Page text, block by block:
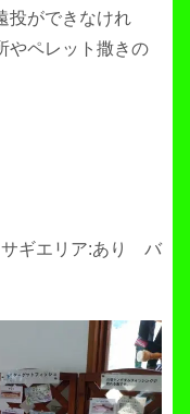
投ができなけれ
やペレット撒きの
ギエリア:あり バ